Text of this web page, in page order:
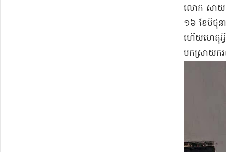
លោក សាយ ណូ​
១៦ ខែមិថុន
ហើយ​ហេតុអ្វី​
បកស្រាយ​ក